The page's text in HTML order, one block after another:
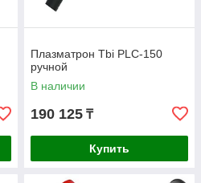
Плазматрон Tbi PLC-150
ручной
В наличии
190 125 ₸
Купить